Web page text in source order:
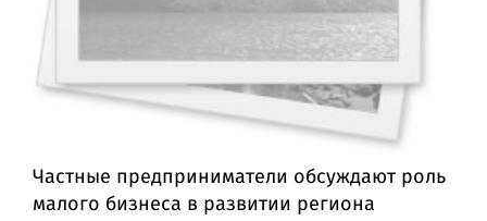
Частные предприниматели обсуждают роль
малого бизнеса в развитии региона